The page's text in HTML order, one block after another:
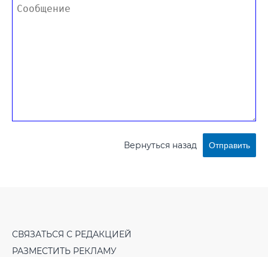
Вернуться назад Отправить
СВЯЗАТЬСЯ С РЕДАКЦИЕЙ
РАЗМЕСТИТЬ РЕКЛАМУ